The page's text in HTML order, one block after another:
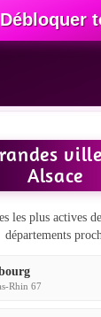
Débloquer
Alsace
les plus actives
départements
Rhin 67